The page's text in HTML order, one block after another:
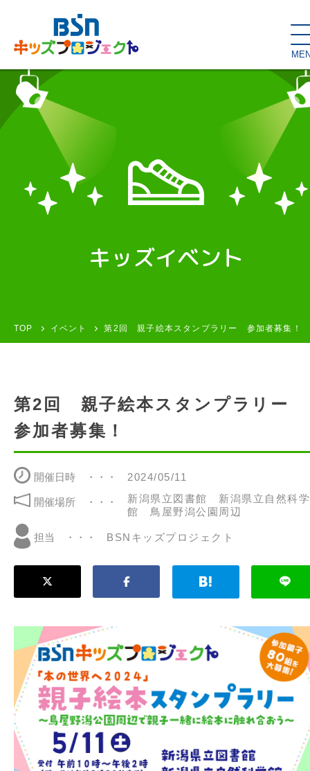
SDGs de
はぐくむコラム
キッズが主役！
親バカグラム 動画コンテンツ キッズイベント
読み聞かせ・出前授業
ハロー
子育て応援隊！
キッズイベント
TOP イベント 第2回 親子絵本スタンプラリー 参加者募集！
第2回 親子絵本スタンプラリー
参加者募集！
開催日時 2024/05/11
開催場所
新潟県立図書館 新潟県立自然科学
館 鳥屋野潟公園周辺
担当 BSNキッズプロジェクト